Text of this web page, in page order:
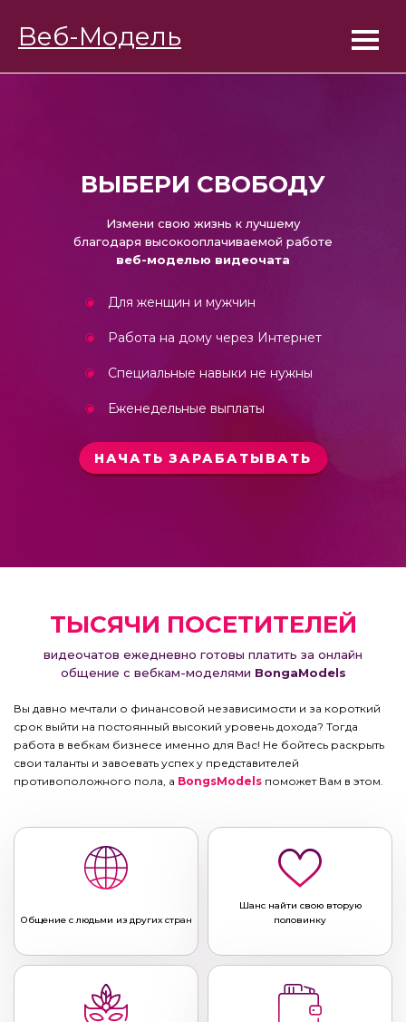
Веб-Модель
BongaModels Работа девушкам
ВЫБЕРИ СВОБОДУ
Измени свою жизнь к лучшему
благодаря высокооплачиваемой работе
веб-моделью видеочата
Для женщин и мужчин
Работа на дому через Интернет
Специальные навыки не нужны
Еженедельные выплаты
НАЧАТЬ ЗАРАБАТЫВАТЬ
ТЫСЯЧИ ПОСЕТИТЕЛЕЙ
видеочатов ежедневно готовы платить за онлайн
общение с вебкам-моделями BongaModels
Вы давно мечтали о финансовой независимости и за короткий
срок выйти на постоянный высокий уровень дохода? Тогда
работа в вебкам бизнесе именно для Вас! Не бойтесь раскрыть
свои таланты и завоевать успех у представителей
противоположного пола, а BongsModels поможет Вам в этом.
Общение с людьми из других стран
Шанс найти свою вторую
половинку